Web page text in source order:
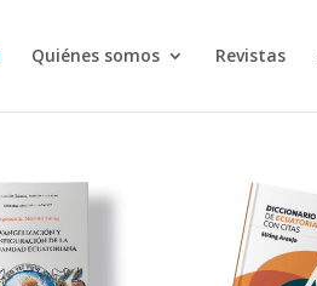
Quiénes somos Revistas